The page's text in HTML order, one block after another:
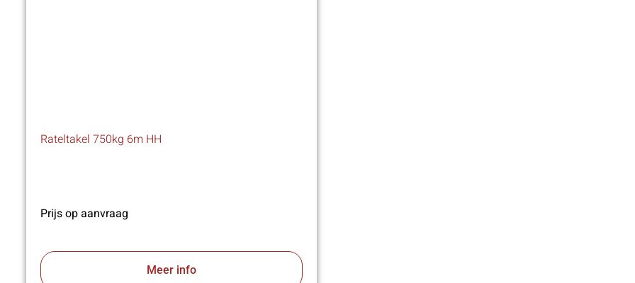
Rateltakel 750kg 6m HH
Prijs op aanvraag
Meer info